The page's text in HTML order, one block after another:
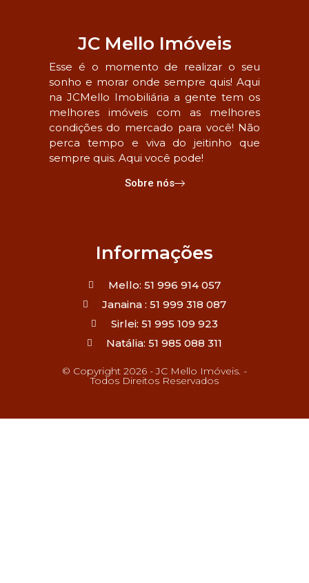
JC Mello Imóveis
Esse é o momento de realizar o seu
sonho e morar onde sempre quis! Aqui
na JCMello Imobiliária a gente tem os
melhores imóveis com as melhores
condições do mercado para você! Não
perca tempo e viva do jeitinho que
sempre quis. Aqui você pode!
Sobre nós
Informações
Mello: 51 996 914 057
Janaina : 51 999 318 087
Sirlei: 51 995 109 923
Natália: 51 985 088 311
© Copyright 2026 - JC Mello Imóveis. -
Todos Direitos Reservados